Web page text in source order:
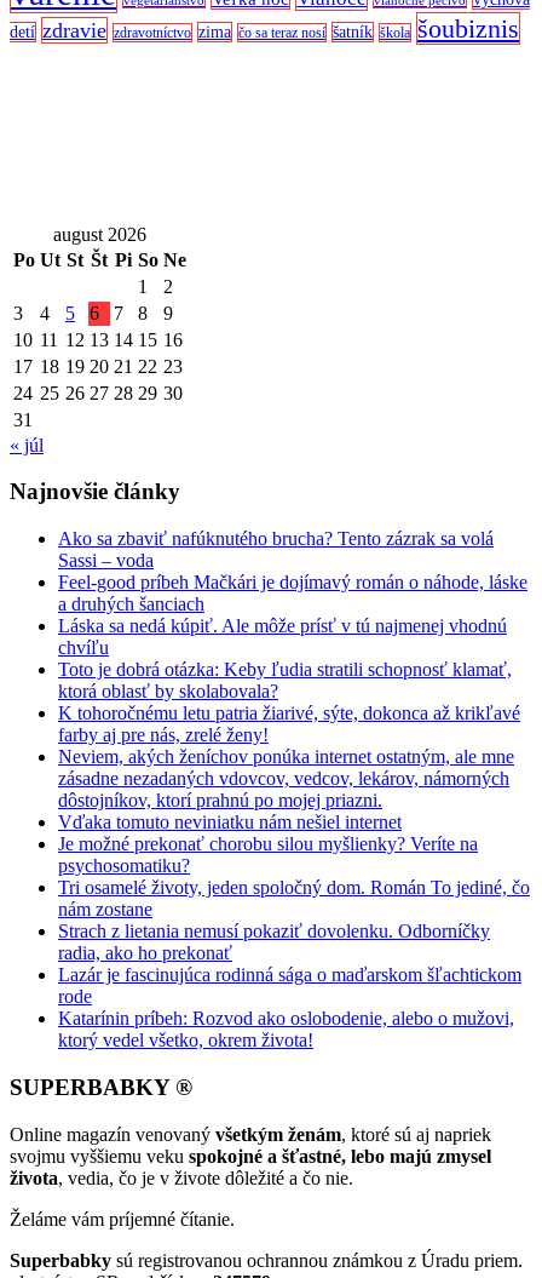
detí zdravie zdravotníctvo zima čo sa teraz nosí šatník škola šoubiznis
august 2026
Po Ut St Št Pi So Ne
1
2
3
4 5 6 7 8
9
10 11 12 13 14 15 16
17 18 19 20 21 22 23
24 25 26 27 28 29 30
31
« júl
Najnovšie články
Ako sa zbaviť nafúknutého brucha? Tento zázrak sa volá
Sassi – voda
Feel-good príbeh Mačkári je dojímavý román o náhode, láske
a druhých šanciach
Láska sa nedá kúpiť. Ale môže prísť v tú najmenej vhodnú
chvíľu
Toto je dobrá otázka: Keby ľudia stratili schopnosť klamať,
ktorá oblasť by skolabovala?
K tohoročnému letu patria žiarivé, sýte, dokonca až krikľavé
farby aj pre nás, zrelé ženy!
Neviem, akých ženíchov ponúka internet ostatným, ale mne
zásadne nezadaných vdovcov, vedcov, lekárov, námorných
dôstojníkov, ktorí prahnú po mojej priazni.
Vďaka tomuto neviniatku nám nešiel internet
Je možné prekonať chorobu silou myšlienky? Veríte na
psychosomatiku?
Tri osamelé životy, jeden spoločný dom. Román To jediné, čo
nám zostane
Strach z lietania nemusí pokaziť dovolenku. Odborníčky
radia, ako ho prekonať
Lazár je fascinujúca rodinná sága o maďarskom šľachtickom
rode
Katarínin príbeh: Rozvod ako oslobodenie, alebo o mužovi,
ktorý vedel všetko, okrem života!
SUPERBABKY ®
Online magazín venovaný všetkým ženám, ktoré sú aj napriek
svojmu vyššiemu veku spokojné a šťastné, lebo majú zmysel
života, vedia, čo je v živote dôležité a čo nie.
Želáme vám príjemné čítanie.
Superbabky sú registrovanou ochrannou známkou z Úradu priem.